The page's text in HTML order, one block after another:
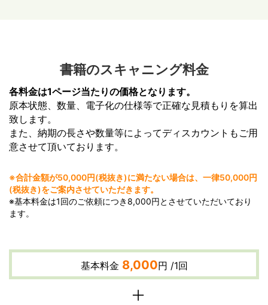
書籍のスキャニング料金
各料金は1ページ当たりの価格となります。
原本状態、数量、電子化の仕様等で正確な見積もりを算出
致します。
また、納期の長さや数量等によってディスカウントもご用
意させて頂いております。
※合計金額が50,000円(税抜き)に満たない場合は、一律50,000円
(税抜き)をご案内させていただきます。
※基本料金は1回のご依頼につき8,000円とさせていただいており
ます。
基本料金 8,000円 /1回